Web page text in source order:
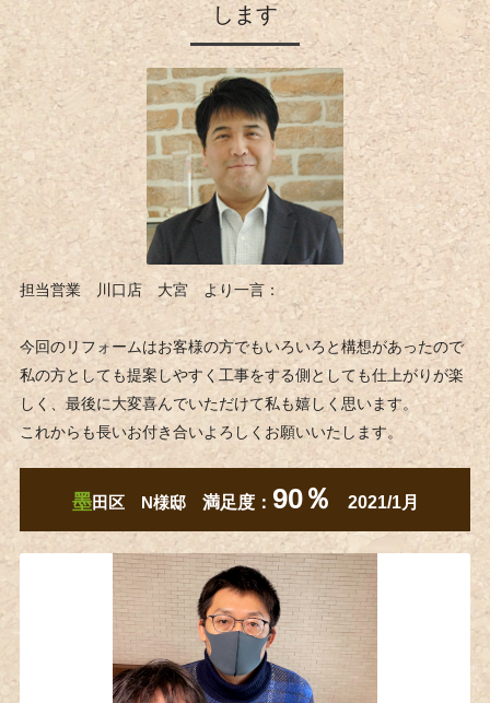
します
担当営業 川口店 大宮 より一言：
今回のリフォームはお客様の方でもいろいろと構想があったので
私の方としても提案しやすく工事をする側としても仕上がりが楽
しく、最後に大変喜んでいただけて私も嬉しく思います。
これからも長いお付き合いよろしくお願いいたします。
墨田区 N様邸 満足度： 90％ 2021/1月